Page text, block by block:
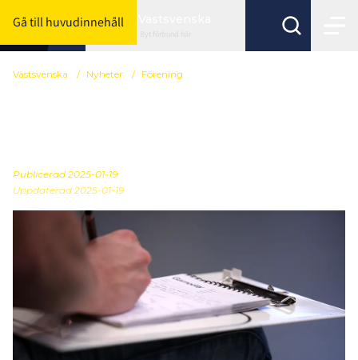
Gå till huvudinnehåll
Byt förbund här
Västsvenska / Nyheter / Förening
Publicerad 2025-01-19
Uppdaterad 2025-01-19